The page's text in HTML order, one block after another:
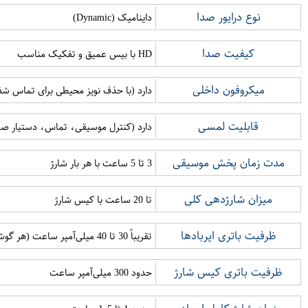
نوع درایور صدا داینامیک (Dynamic)
کیفیت صدا HD با بیس عمیق و تفکیک مناسب
میکروفون داخلی دارد (با حذف نویز محیطی برای تماس
قابلیت لمسی دارد (کنترل موسیقی، تماس، دستیار
مدت زمان پخش موسیقی 3 تا 5 ساعت با هر بار شارژ
میزان شارژدهی کلی تا 20 ساعت با کیس شارژ
ظرفیت باتری ایربادها تقریباً 30 تا 40 میلی‌آمپر ساعت (هر گوشی)
ظرفیت باتری کیس شارژ حدود 300 میلی‌آمپر ساعت